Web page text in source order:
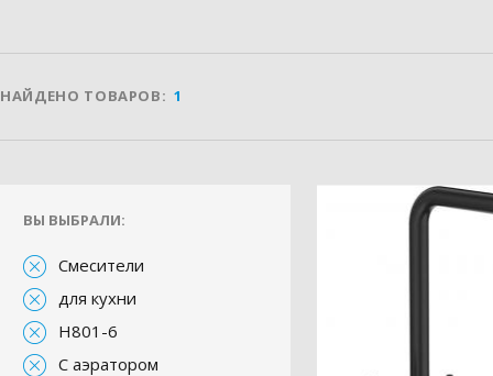
НАЙДЕНО ТОВАРОВ: 1
ВЫ ВЫБРАЛИ:
Смесители
для кухни
H801-6
С аэратором